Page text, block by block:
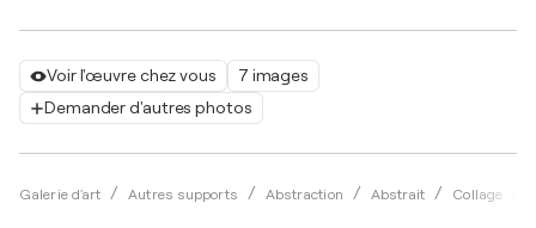
Voir l'œuvre chez vous
7 images
Demander d'autres photos
Galerie d'art Autres supports Abstraction Abstrait Collage